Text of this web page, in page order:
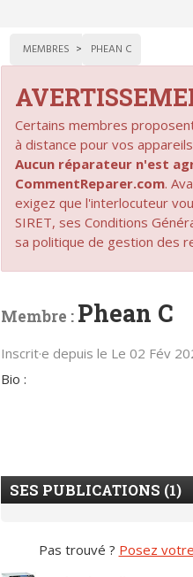
MEMBRES PHEAN C
Certains membres
à distance pour vos
Aucun réparateur n'est
CommentReparer.com.
exigez que l'interlocuteur
SIRET, ses Conditions
sa politique de gestion des
Membre : Phean C
Inscrit·e depuis le Le 02 Fév
Bio :
SES PUBLICATIONS (1)
Pas trouvé ? Posez